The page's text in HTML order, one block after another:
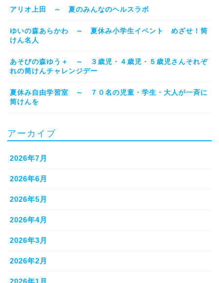
アリオ上田 ～ 夏のみんなのヘルスラボ
ゆいの森あらかわ ～ 夏休み小学生イベント めざせ！筒
けん名人
あそびの森ゆう＋ ～ ３歳児・４歳児・５歳児さんそれぞ
れの筒けんチャレンジデー
夏休み自由学習室 ～ ７０名の児童・学生・大人が一斉に
筒けんを
アーカイブ
2026年7月
2026年6月
2026年5月
2026年4月
2026年3月
2026年2月